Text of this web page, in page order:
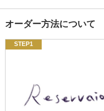
オーダー方法について